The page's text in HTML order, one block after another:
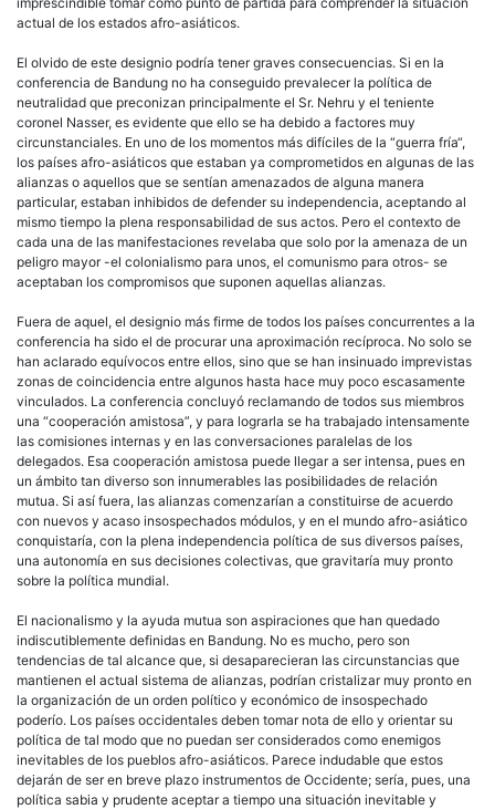
actual de los estados afro-asiáticos.
El olvido de este designio podría tener graves consecuencias. Si en la
conferencia de Bandung no ha conseguido prevalecer la política de
neutralidad que preconizan principalmente el Sr. Nehru y el teniente
coronel Nasser, es evidente que ello se ha debido a factores muy
circunstanciales. En uno de los momentos más difíciles de la “guerra fría“,
los países afro-asiáticos que estaban ya comprometidos en algunas de las
alianzas o aquellos que se sentían amenazados de alguna manera
particular, estaban inhibidos de defender su independencia, aceptando al
mismo tiempo la plena responsabilidad de sus actos. Pero el contexto de
cada una de las manifestaciones revelaba que solo por la amenaza de un
peligro mayor -el colonialismo para unos, el comunismo para otros- se
aceptaban los compromisos que suponen aquellas alianzas.
Fuera de aquel, el designio más firme de todos los países concurrentes a la
conferencia ha sido el de procurar una aproximación recíproca. No solo se
han aclarado equívocos entre ellos, sino que se han insinuado imprevistas
zonas de coincidencia entre algunos hasta hace muy poco escasamente
vinculados. La conferencia concluyó reclamando de todos sus miembros
una “cooperación amistosa”, y para lograrla se ha trabajado intensamente
las comisiones internas y en las conversaciones paralelas de los
delegados. Esa cooperación amistosa puede llegar a ser intensa, pues en
un ámbito tan diverso son innumerables las posibilidades de relación
mutua. Si así fuera, las alianzas comenzarían a constituirse de acuerdo
con nuevos y acaso insospechados módulos, y en el mundo afro-asiático
conquistaría, con la plena independencia política de sus diversos países,
una autonomía en sus decisiones colectivas, que gravitaría muy pronto
sobre la política mundial.
El nacionalismo y la ayuda mutua son aspiraciones que han quedado
indiscutiblemente definidas en Bandung. No es mucho, pero son
tendencias de tal alcance que, si desaparecieran las circunstancias que
mantienen el actual sistema de alianzas, podrían cristalizar muy pronto en
la organización de un orden político y económico de insospechado
poderío. Los países occidentales deben tomar nota de ello y orientar su
política de tal modo que no puedan ser considerados como enemigos
inevitables de los pueblos afro-asiáticos. Parece indudable que estos
dejarán de ser en breve plazo instrumentos de Occidente; sería, pues, una
política sabia y prudente aceptar a tiempo una situación inevitable y